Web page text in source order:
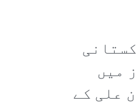
میں
علی کے